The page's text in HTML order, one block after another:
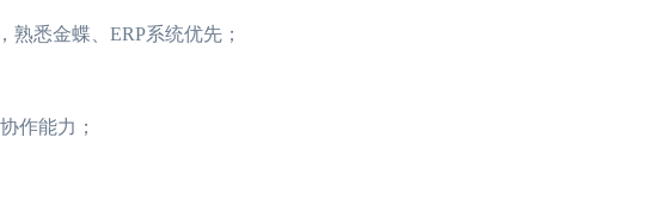
悉金蝶、ERP系统优先；
作能力；